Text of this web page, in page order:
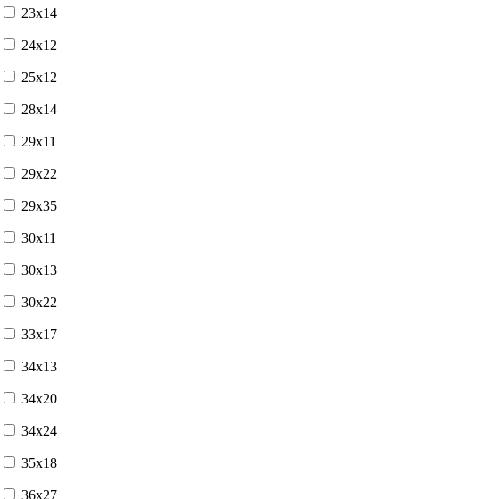
23x14
24x12
25x12
28x14
29x11
29x22
29x35
30x11
30x13
30x22
33x17
34x13
34x20
34x24
35x18
36x27